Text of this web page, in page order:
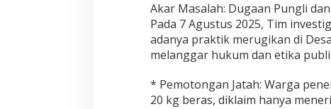
P
e
r
s
H
r
u
Akar Masalah: Dugaan Pungli
Pada 7 Agustus 2025, Tim
adanya praktik merugikan di
melanggar hukum dan etika
* Pemotongan Jatah: Warga
20 kg beras, diklaim hanya